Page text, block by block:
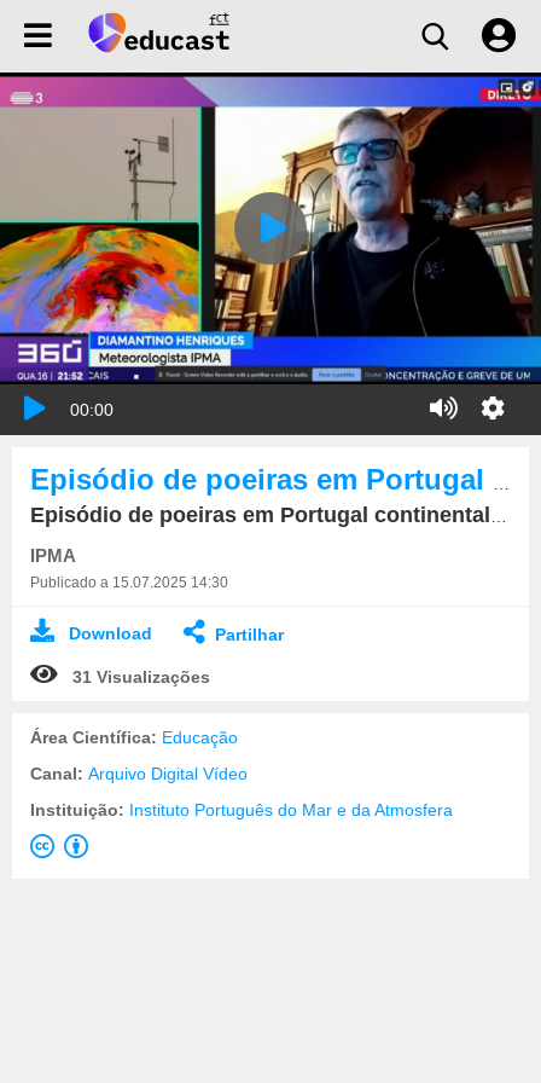
00:00
Episódio de poeiras em Portugal continental, Diamantino Henriques, RTP 360º - 16 de março de 2023
IPMA
Publicado a 15.07.2025 14:30
Download Partilhar
31 Visualizações
Área Científica: Educação
Canal: Arquivo Digital Vídeo
Instituição: Instituto Português do Mar e da Atmosfera